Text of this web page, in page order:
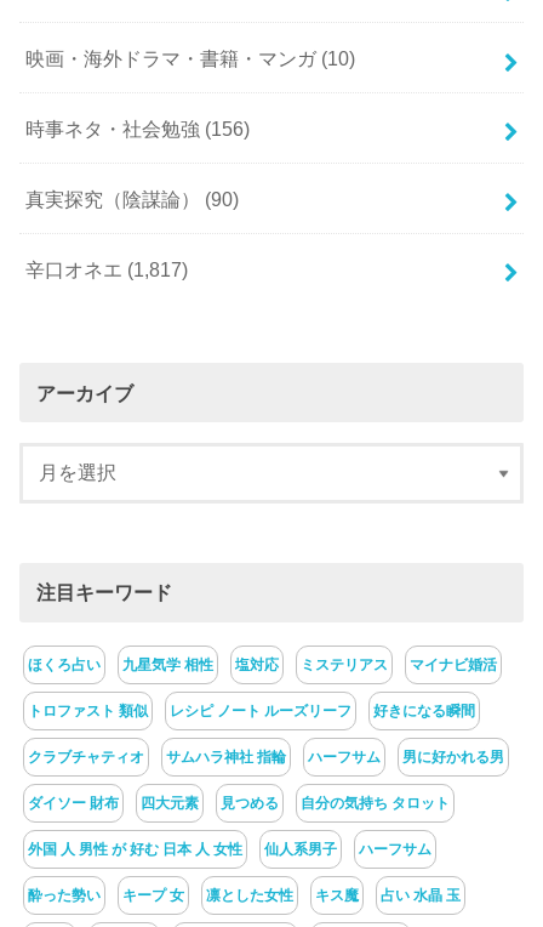
映画・海外ドラマ・書籍・マンガ (10)
時事ネタ・社会勉強 (156)
真実探究（陰謀論） (90)
辛口オネエ (1,817)
アーカイブ
注目キーワード
ほくろ占い 九星気学 相性 塩対応 ミステリアス マイナビ婚活
トロファスト 類似 レシピ ノート ルーズリーフ 好きになる瞬間
クラブチャティオ サムハラ神社 指輪 ハーフサム 男に好かれる男
ダイソー 財布 四大元素 見つめる 自分の気持ち タロット
外国 人 男性 が 好む 日本 人 女性 仙人系男子 ハーフサム
酔った勢い キープ 女 凛とした女性 キス魔 占い 水晶 玉